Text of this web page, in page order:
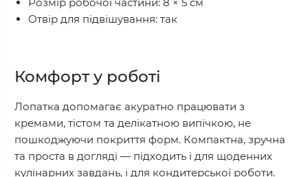
Отвір для підвішування: так
Комфорт у роботі
Лопатка допомагає акуратно працювати з
кремами, тістом та делікатною випічкою, не
пошкоджуючи покриття форм. Компактна, зручна
та проста в догляді — підходить і для щоденних
кулінарних завдань, і для кондитерської роботи.